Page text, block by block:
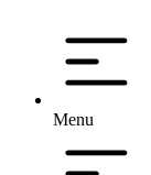
Menu